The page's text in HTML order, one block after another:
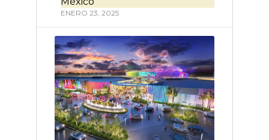
ENERO 23, 2025